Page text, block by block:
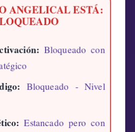
ANGELICAL ESTÁ:
Bloqueado con
Bloqueado - Nivel
Estancado pero con